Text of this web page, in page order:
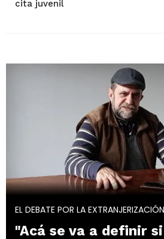
cita juvenil
EL DEBATE POR LA
"Acá se va a definir